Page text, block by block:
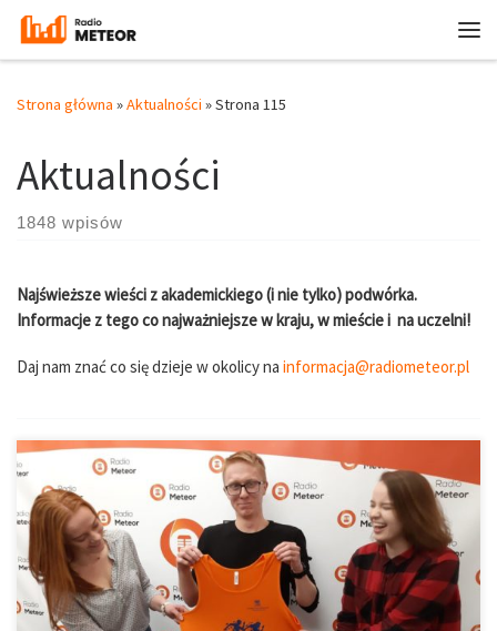
Przejdź do treści
Strona główna »Aktualności »Strona 115
Aktualności
1848 wpisów
Najświeższe wieści z akademickiego (i nie tylko) podwórka.
Informacje z tego co najważniejsze w kraju, w mieście i na uczelni!
Daj nam znać co się dzieje w okolicy na informacja@radiometeor.pl
Bieganie jest fajne! Tak można podsumować naszą rozmowę z
Maciejem Skrzypkiem. Maciej jest jednym z organizatorów akcji –
bieganie na WNPiD. Treningi wydziałowej sekcji biegowej
odbywają się mniej więcej raz w tygodniu. Jak sam mówi, ani
dystans, ani tempo nie […]